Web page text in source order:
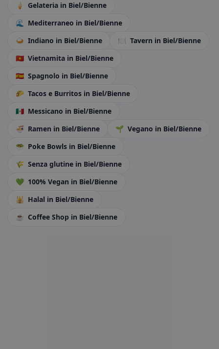
🍦
Gelateria in Biel/Bienne
🌊
Mediterraneo in Biel/Bienne
🍛 Indiano in Biel/Bienne 🍽️ Tavern in Biel/Bienne
🇻🇳 Vietnamita in Biel/Bienne
🇪🇸 Spagnolo in Biel/Bienne
🌮 Tacos e Burritos in Biel/Bienne
🇲🇽 Messicano in Biel/Bienne
🍜 Ramen in Biel/Bienne 🌱 Vegano in Biel/Bienne
🥗 Poke Bowls in Biel/Bienne
🌾 Senza glutine in Biel/Bienne
💚 100% Vegan in Biel/Bienne
🕌 Halal in Biel/Bienne
☕ Coffee Shop in Biel/Bienne